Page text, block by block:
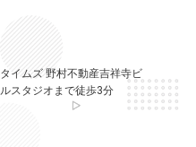
タイムズ 野村不動産吉祥寺ビ
ルスタジオまで徒歩3分